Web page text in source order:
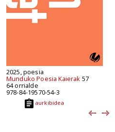
2025, poesia
Munduko Poesia Kaierak 57
64 orrialde
978-84-19570-54-3
aurkibidea